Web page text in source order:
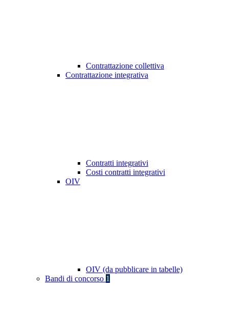
Contrattazione collettiva
Contrattazione integrativa
Contratti integrativi
Costi contratti integrativi
OIV
OIV (da pubblicare in tabelle)
Bandi di concorso 1